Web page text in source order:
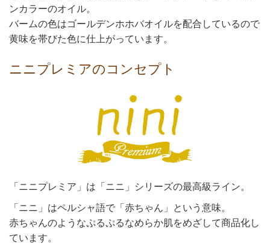
ンカラーのオイル。
バームの色はゴールデンホホバオイルを配合しているので
黄味を帯びた色に仕上がっています。
ニニプレミアのコンセプト
「ニニプレミア」は「ニニ」シリーズの最高級ライン。
「ニニ」はペルシャ語で「赤ちゃん」という意味。
赤ちゃんのようなぷるぷるなめらか肌をめざして商品化し
ています。